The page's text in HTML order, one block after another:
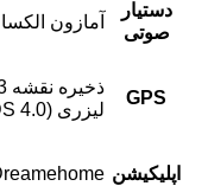
دستیار
صوتی
آمازون الکسا
GPS
لیزری (LDS 4.0)
اپلیکیشن